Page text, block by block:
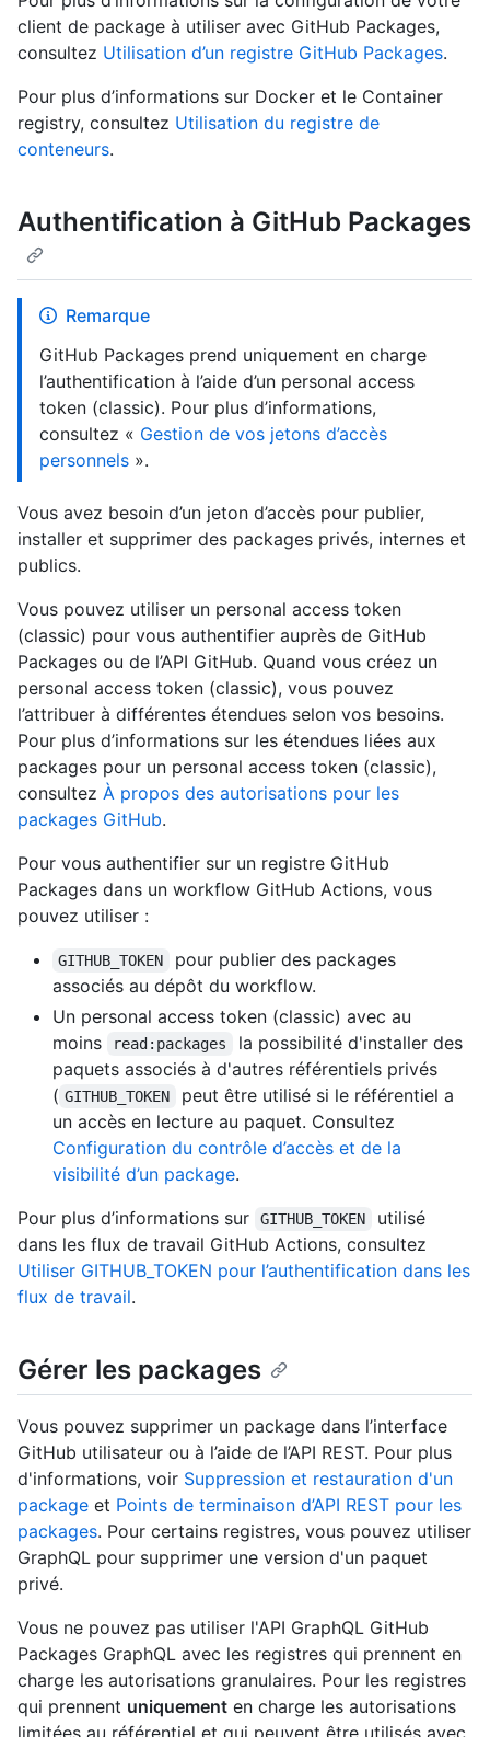
client de package à utiliser avec GitHub Packages,
consultez Utilisation d’un registre GitHub Packages.
Pour plus d’informations sur Docker et le Container
registry, consultez Utilisation du registre de
conteneurs.
Authentification à GitHub Packages
Remarque
GitHub Packages prend uniquement en charge
l’authentification à l’aide d’un personal access
token (classic). Pour plus d’informations,
consultez « Gestion de vos jetons d’accès
personnels ».
Vous avez besoin d’un jeton d’accès pour publier,
installer et supprimer des packages privés, internes et
publics.
Vous pouvez utiliser un personal access token
(classic) pour vous authentifier auprès de GitHub
Packages ou de l’API GitHub. Quand vous créez un
personal access token (classic), vous pouvez
l’attribuer à différentes étendues selon vos besoins.
Pour plus d’informations sur les étendues liées aux
packages pour un personal access token (classic),
consultez À propos des autorisations pour les
packages GitHub.
Pour vous authentifier sur un registre GitHub
Packages dans un workflow GitHub Actions, vous
pouvez utiliser :
GITHUB_TOKEN
pour publier des packages
associés au dépôt du workflow.
Un personal access token (classic) avec au
moins
read:packages
la possibilité d'installer des
paquets associés à d'autres référentiels privés
( GITHUB_TOKEN
peut être utilisé si le référentiel a
un accès en lecture au paquet. Consultez
Configuration du contrôle d’accès et de la
visibilité d’un package.
Pour plus d’informations sur
GITHUB_TOKEN
utilisé
dans les flux de travail GitHub Actions, consultez
Utiliser GITHUB_TOKEN pour l’authentification dans les
flux de travail.
Gérer les packages
Vous pouvez supprimer un package dans l’interface
GitHub utilisateur ou à l’aide de l’API REST. Pour plus
d'informations, voir Suppression et restauration d'un
package et Points de terminaison d’API REST pour les
packages. Pour certains registres, vous pouvez utiliser
GraphQL pour supprimer une version d'un paquet
privé.
Vous ne pouvez pas utiliser l'API GraphQL GitHub
Packages GraphQL avec les registres qui prennent en
charge les autorisations granulaires. Pour les registres
qui prennent uniquement en charge les autorisations